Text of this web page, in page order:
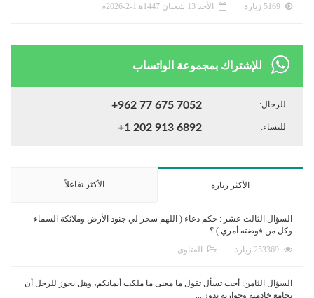
الأحد 13 شعبان 1447ﻫ 1-2-2026م
للإشتراك بمجموعة الواتساب
للرجال: +962 77 675 7052
للنساء: +1 202 913 6892
الأكثر زيارة الأكثر تفاعلاً
السؤال الثالث عشر : حكم دعاء ( اللهم سخر لي جنود الأرض وملائكة السماء
وكل من فوضته أمري ) ؟
الفتاوى
السؤال الثامن: أخت تسأل تقول ما معنى ما ملكت أيمانكم، وهل يجوز للرجل أن
يجامع خادمته وجواريه بدون...